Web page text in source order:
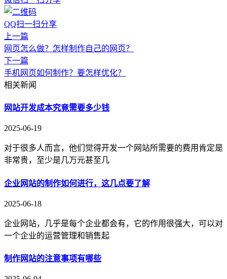
QQ扫一扫分享
上一篇
网页怎么做？怎样制作自己的网页？
下一篇
手机网页如何制作？要怎样优化？
相关新闻
网站开发成本究竟需要多少钱
2025-06-19
对于很多人而言，他们觉得开发一个网站所需要的费用肯定是
非常贵，至少是几万元甚至几
企业网站的制作如何进行，这几点要了解
2025-06-18
企业网站，几乎是每个企业都会有，它的作用很强大，可以对
一个企业的运营管理和销售起
制作网站的注意事项有哪些